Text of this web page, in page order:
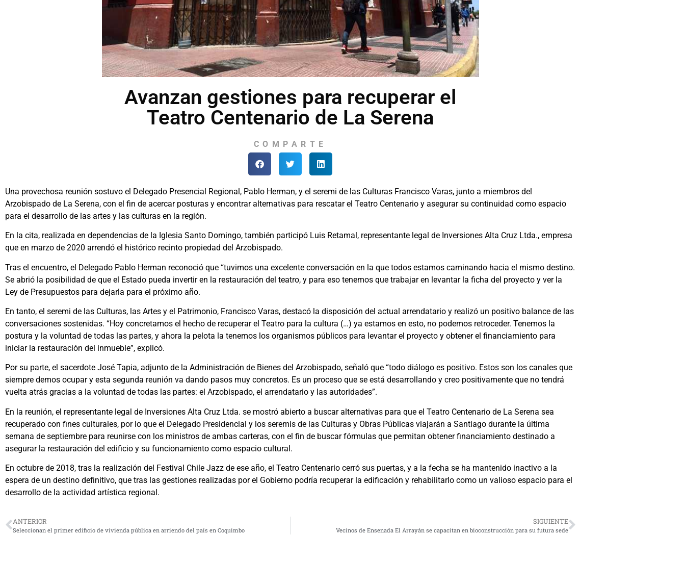
Avanzan gestiones para recuperar el
Teatro Centenario de La Serena
COMPARTE
Una provechosa reunión sostuvo el Delegado Presencial Regional, Pablo Herman, y el seremi de las Culturas Francisco Varas, junto a miembros del
Arzobispado de La Serena, con el fin de acercar posturas y encontrar alternativas para rescatar el Teatro Centenario y asegurar su continuidad como espacio
para el desarrollo de las artes y las culturas en la región.
En la cita, realizada en dependencias de la Iglesia Santo Domingo, también participó Luis Retamal, representante legal de Inversiones Alta Cruz Ltda., empresa
que en marzo de 2020 arrendó el histórico recinto propiedad del Arzobispado.
Tras el encuentro, el Delegado Pablo Herman reconoció que “tuvimos una excelente conversación en la que todos estamos caminando hacia el mismo destino.
Se abrió la posibilidad de que el Estado pueda invertir en la restauración del teatro, y para eso tenemos que trabajar en levantar la ficha del proyecto y ver la
Ley de Presupuestos para dejarla para el próximo año.
En tanto, el seremi de las Culturas, las Artes y el Patrimonio, Francisco Varas, destacó la disposición del actual arrendatario y realizó un positivo balance de las
conversaciones sostenidas. “Hoy concretamos el hecho de recuperar el Teatro para la cultura (…) ya estamos en esto, no podemos retroceder. Tenemos la
postura y la voluntad de todas las partes, y ahora la pelota la tenemos los organismos públicos para levantar el proyecto y obtener el financiamiento para
iniciar la restauración del inmueble”, explicó.
Por su parte, el sacerdote José Tapia, adjunto de la Administración de Bienes del Arzobispado, señaló que “todo diálogo es positivo. Estos son los canales que
siempre demos ocupar y esta segunda reunión va dando pasos muy concretos. Es un proceso que se está desarrollando y creo positivamente que no tendrá
vuelta atrás gracias a la voluntad de todas las partes: el Arzobispado, el arrendatario y las autoridades”.
En la reunión, el representante legal de Inversiones Alta Cruz Ltda. se mostró abierto a buscar alternativas para que el Teatro Centenario de La Serena sea
recuperado con fines culturales, por lo que el Delegado Presidencial y los seremis de las Culturas y Obras Públicas viajarán a Santiago durante la última
semana de septiembre para reunirse con los ministros de ambas carteras, con el fin de buscar fórmulas que permitan obtener financiamiento destinado a
asegurar la restauración del edificio y su funcionamiento como espacio cultural.
En octubre de 2018, tras la realización del Festival Chile Jazz de ese año, el Teatro Centenario cerró sus puertas, y a la fecha se ha mantenido inactivo a la
espera de un destino definitivo, que tras las gestiones realizadas por el Gobierno podría recuperar la edificación y rehabilitarlo como un valioso espacio para el
desarrollo de la actividad artística regional.
ANTERIOR
Seleccionan el primer edificio de vivienda pública en arriendo del país en Coquimbo
SIGUIENTE
Vecinos de Ensenada El Arrayán se capacitan en bioconstrucción para su futura sede